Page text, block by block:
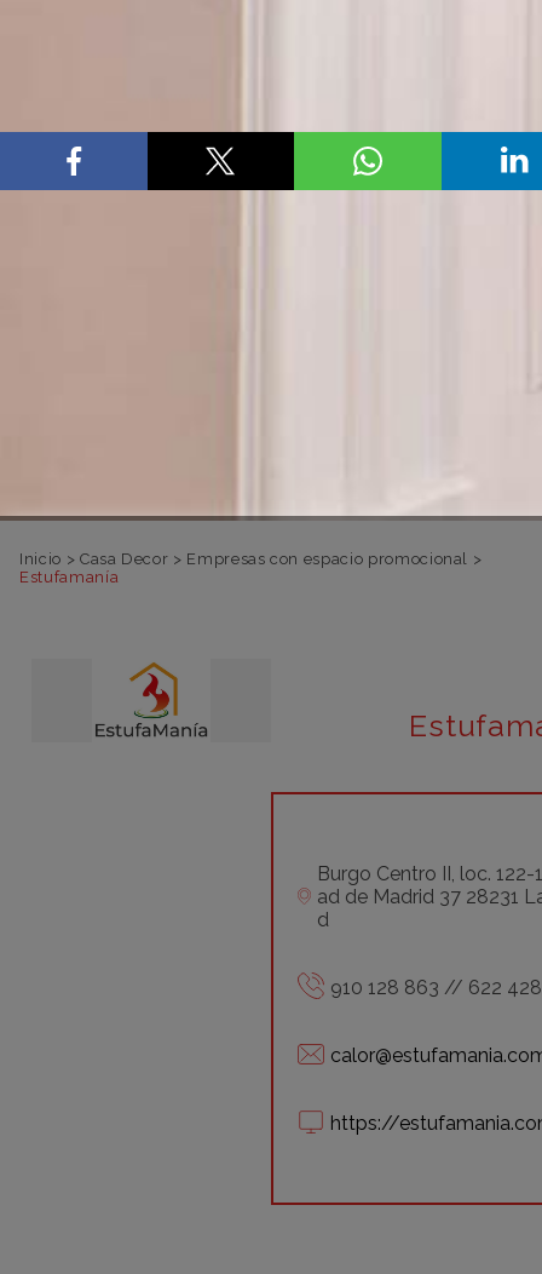
Inicio > Casa Decor > Empresas con espacio promocional >
Estufamanía
Burgo Centro II, loc.
ad de Madrid 37 28231
d
910 128 863 // 622
https://